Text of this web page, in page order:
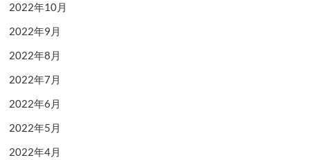
2022年10月
2022年9月
2022年8月
2022年7月
2022年6月
2022年5月
2022年4月